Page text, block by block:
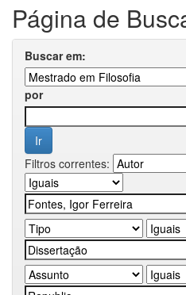
Página de
Buscar em:
por
Filtros correntes: